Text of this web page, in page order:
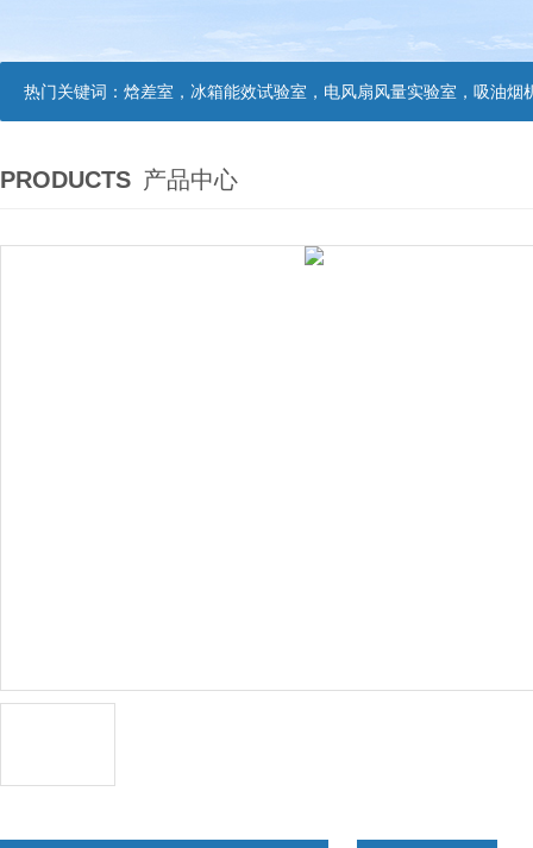
热门关键词： 焓差室，冰箱能效试验室，电风扇风量实验室，吸油烟机油脂分离度试验装置，吸油烟机空气性能试验装置，吸油烟机气味
PRODUCTS 产品中心